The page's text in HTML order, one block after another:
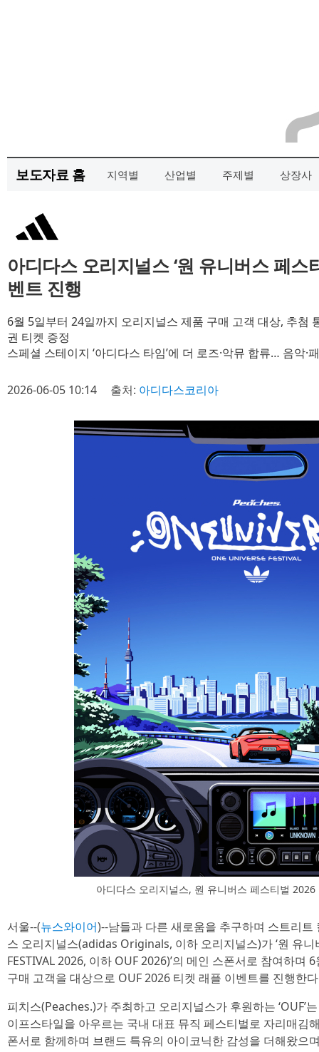
보도자료 홈 지역별 산업별 주제별 상장사
아디다스 오리지널스 ‘원 유니버스 페스
벤트 진행
6월 5일부터 24일까지 오리지널스 제품 구매 고객 대상, 추첨
권 티켓 증정
스페셜 스테이지 ‘아디다스 타임’에 더 로즈·악뮤 합류… 음악·
2026-06-05 10:14 출처: 아디다스코리아
아디다스 오리지널스, 원 유니버스 페스티벌
서울--(뉴스와이어)--남들과 다른 새로움을 추구하며 스트리
스 오리지널스(adidas Originals, 이하 오리지널스)가 ‘원 유니
FESTIVAL 2026, 이하 OUF 2026)’의 메인 스폰서로 참여하며
구매 고객을 대상으로 OUF 2026 티켓 래플 이벤트를 진행한
피치스(Peaches.)가 주최하고 오리지널스가 후원하는 ‘OUF’
이프스타일을 아우르는 국내 대표 뮤직 페스티벌로 자리매김
폰서로 함께하며 브랜드 특유의 아이코닉한 감성을 더해왔으